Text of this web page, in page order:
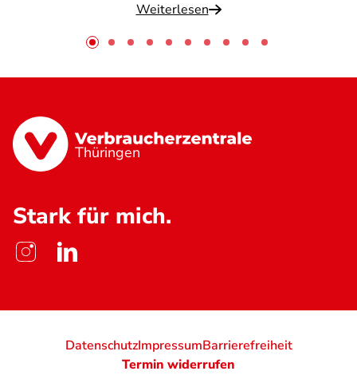
Weiterlesen
Thüringen
Stark für mich.
DatenschutzImpressumBarrierefreiheit
Termin widerrufen